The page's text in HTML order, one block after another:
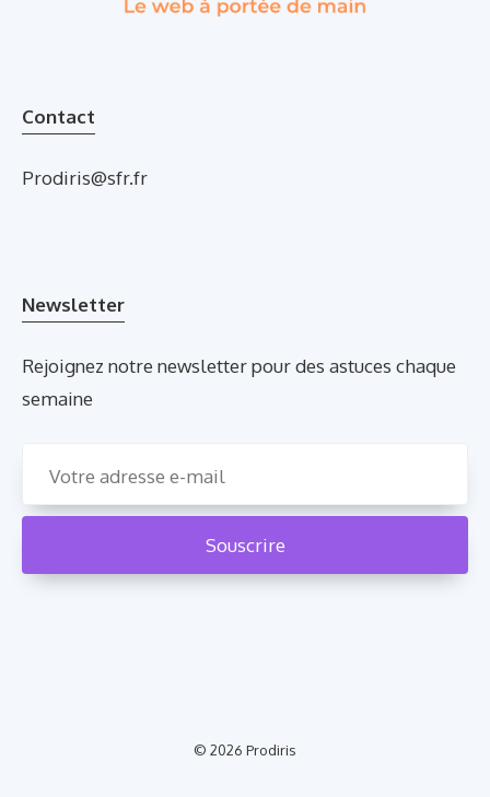
Contact
Prodiris@sfr.fr
Newsletter
Rejoignez notre newsletter pour des astuces chaque
semaine
© 2026 Prodiris